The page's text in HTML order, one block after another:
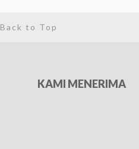
Back to Top
KAMI MENERIMA